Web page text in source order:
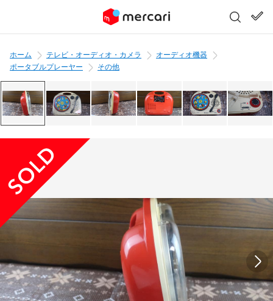
ホーム テレビ・オーディオ・カメラ
オーディオ機器
ポータブルプレーヤー
その他